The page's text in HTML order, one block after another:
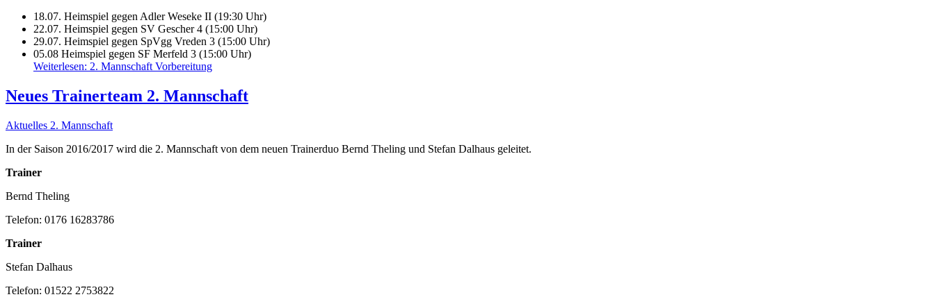
18.07. Heimspiel gegen Adler Weseke II (19:30 Uhr)
22.07. Heimspiel gegen SV Gescher 4 (15:00 Uhr)
29.07. Heimspiel gegen SpVgg Vreden 3 (15:00 Uhr)
05.08 Heimspiel gegen SF Merfeld 3 (15:00 Uhr)
Weiterlesen: 2. Mannschaft Vorbereitung
Neues Trainerteam 2. Mannschaft
Aktuelles 2. Mannschaft
In der Saison 2016/2017 wird die 2. Mannschaft von dem neuen Trainerduo Bernd Theling und Stefan Dalhaus geleitet.
Trainer
Bernd Theling
Telefon: 0176 16283786
Trainer
Stefan Dalhaus
Telefon: 01522 2753822